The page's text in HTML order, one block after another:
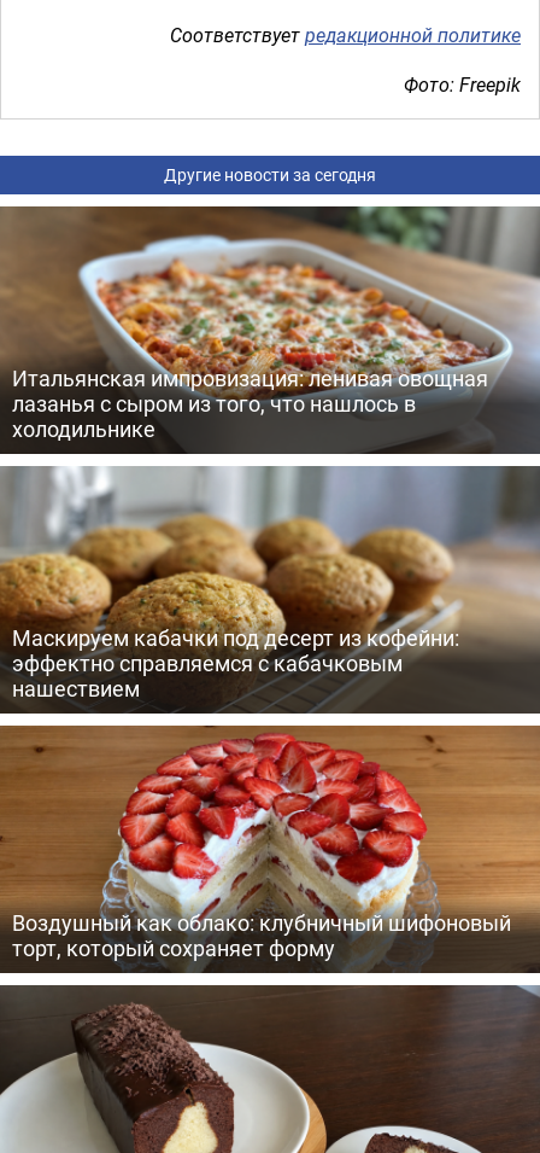
Соответствуетредакционной политике
Фото: Freepik
Другие новости за сегодня
Итальянская импровизация: ленивая овощная
лазанья с сыром из того, что нашлось в
холодильнике
Маскируем кабачки под десерт из кофейни:
эффектно справляемся с кабачковым
нашествием
Воздушный как облако: клубничный шифоновый
торт, который сохраняет форму